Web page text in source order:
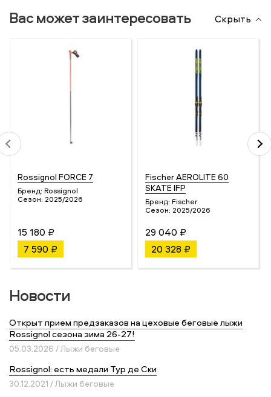
Вас может заинтересовать Скрыть
Rossignol FORCE 7
Бренд: Rossignol
Сезон: 2025/2026
15 180 ₽
7 590 ₽
Fischer AEROLITE 60
SKATE IFP
Бренд: Fischer
Сезон: 2025/2026
29 040 ₽
20 328 ₽
Новости
Открыт прием предзаказов на цеховые беговые лыжи
Rossignol сезона зима 26-27!
05.03.2026 / Лыжи беговые
Rossignol: есть медали Тур де Ски
30.12.2021 / Лыжи беговые